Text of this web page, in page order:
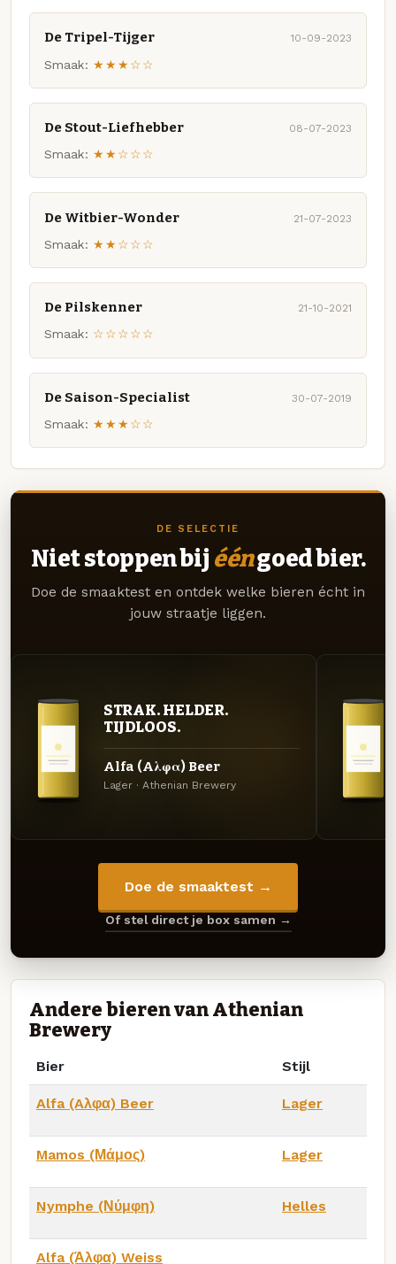
De Tripel-Tijger 10-09-2023
Smaak: ★★★☆☆
De Stout-Liefhebber 08-07-2023
Smaak: ★★☆☆☆
De Witbier-Wonder 21-07-2023
Smaak: ★★☆☆☆
De Pilskenner 21-10-2021
Smaak: ☆☆☆☆☆
De Saison-Specialist 30-07-2019
Smaak: ★★★☆☆
DE SELECTIE
Niet stoppen bij ééngoed bier.
Doe de smaaktest en ontdek welke bieren écht in
jouw straatje liggen.
STRAK. HELDER.
TIJDLOOS.
Alfa (Aλφα) Beer
Lager · Athenian Brewery
Doe de smaaktest →
Of stel direct je box samen →
Andere bieren van Athenian
Brewery
Bier Stijl
Alfa (Aλφα) Beer Lager
Mamos (Μάμος) Lager
Nymphe (Νύμφη) Helles
Alfa (Άλφα) Weiss